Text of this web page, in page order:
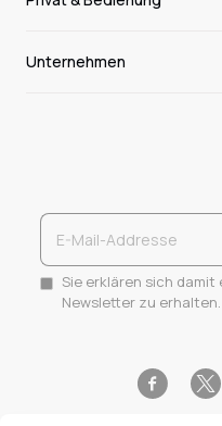
Unternehmen
Sie erklären sich damit
Newsletter zu erhalten.